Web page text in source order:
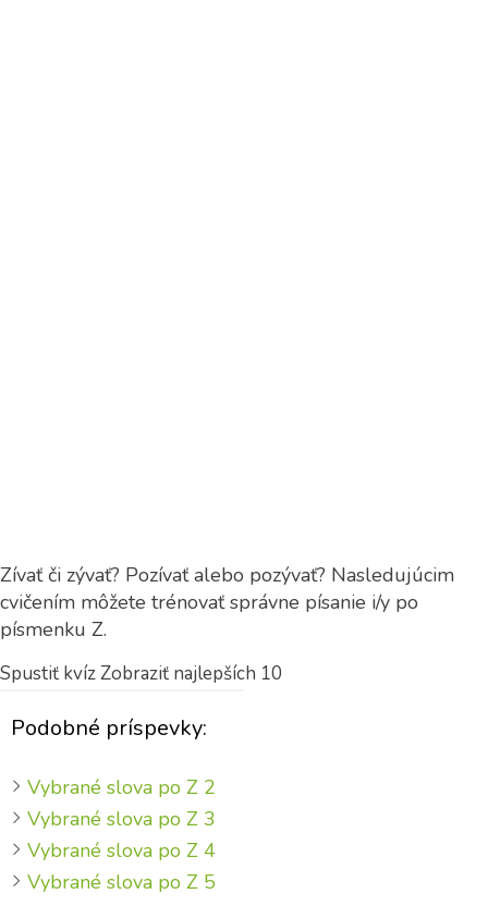
Zívať či zývať? Pozívať alebo pozývať? Nasledujúcim
cvičením môžete trénovať správne písanie i/y po
písmenku Z.
Spustiť kvízZobraziť najlepších 10
Podobné príspevky:
Vybrané slova po Z 2
Vybrané slova po Z 3
Vybrané slova po Z 4
Vybrané slova po Z 5